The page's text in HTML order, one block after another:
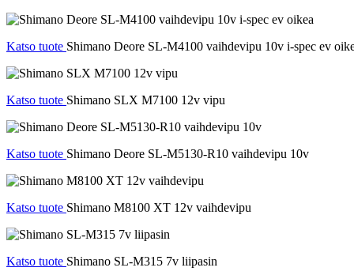
Katso tuote Shimano Deore SL-M4100 vaihdevipu 10v i-spec ev
Katso tuote Shimano SLX M7100 12v vipu
Katso tuote Shimano Deore SL-M5130-R10 vaihdevipu 10v
Katso tuote Shimano M8100 XT 12v vaihdevipu
Katso tuote Shimano SL-M315 7v liipasin